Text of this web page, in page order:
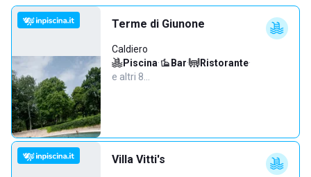
Terme di Giunone
Caldiero
Piscina· Bar· Ristorante·
e altri 8…
Villa Vitti's